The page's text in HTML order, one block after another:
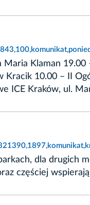
Klaman 19.00
Kracik 10.00 – II
ICE Kraków, ul.
dla drugich
częściej